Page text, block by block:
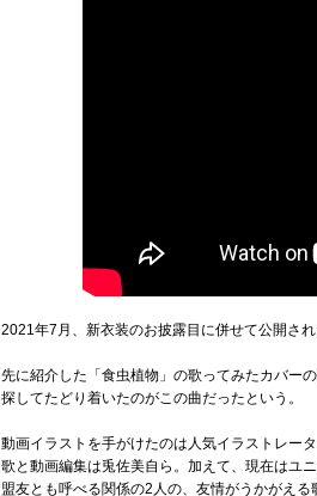
2021年7月、新衣装のお披露目に併せて公開さ
先に紹介した「食虫植物」の歌ってみたカバー
探してたどり着いたのがこの曲だったという。
動画イラストを手がけたのは人気イラストレータ
歌と動画編集は兎佐美自ら。加えて、現在はユ
盟友とも呼べる関係の2人の、友情がうかがえる